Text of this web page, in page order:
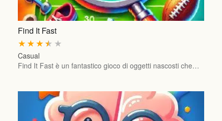
Find It Fast
★
★
★
★
★
Casual
Find It Fast è un fantastico gioco di oggetti nascosti che…